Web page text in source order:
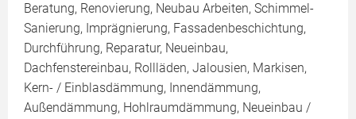
Beratung, Renovierung, Neubau Arbeiten, Schimmel-
Sanierung, Imprägnierung, Fassadenbeschichtung,
Durchführung, Reparatur, Neueinbau,
Dachfenstereinbau, Rollläden, Jalousien, Markisen,
Kern- / Einblasdämmung, Innendämmung,
Außendämmung, Hohlraumdämmung, Neueinbau /